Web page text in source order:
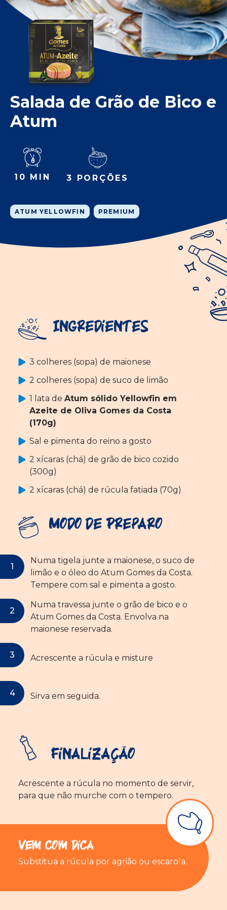
Salada de Grão de Bico e
Atum
10 MIN 3 PORÇÕES
ATUM YELLOWFIN PREMIUM
Ingredientes
3 colheres (sopa) de maionese
2 colheres (sopa) de suco de limão
1 lata de Atum sólido Yellowfin em
Azeite de Oliva Gomes da Costa
(170g)
Sal e pimenta do reino a gosto
2 xícaras (chá) de grão de bico cozido
(300g)
2 xícaras (chá) de rúcula fatiada (70g)
Modo de Preparo
Numa tigela junte a maionese, o suco de
limão e o óleo do Atum Gomes da Costa.
Tempere com sal e pimenta a gosto.
Numa travessa junte o grão de bico e o
Atum Gomes da Costa. Envolva na
maionese reservada.
Acrescente a rúcula e misture
Sirva em seguida.
Finalização
Acrescente a rúcula no momento de servir,
para que não murche com o tempero.
Vem com Dica
Substitua a rúcula por agrião ou escarola.